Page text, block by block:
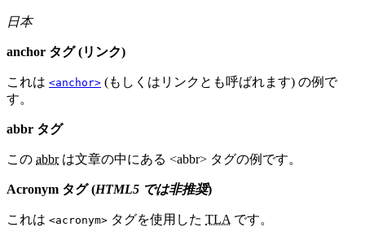
日本
anchor タグ (リンク)
これは <anchor> (もしくはリンクとも呼ばれます) の例で
す。
abbr タグ
この abbrは文章の中にある <abbr> タグの例です。
Acronym タグ (HTML5 では非推奨)
これは <acronym> タグを使用した TLA です。